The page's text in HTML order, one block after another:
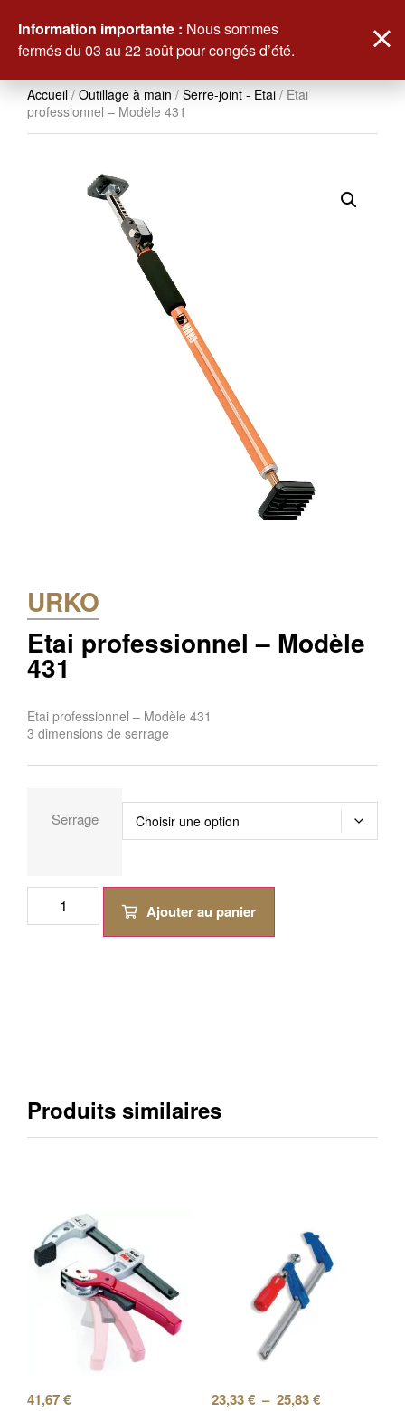
Accueil / Outillage à main / Serre-joint - Etai / Etai
professionnel – Modèle 431
URKO
Etai professionnel – Modèle
431
Etai professionnel – Modèle 431
3 dimensions de serrage
Serrage
Ajouter au panier
Produits similaires
41,67€ 23,33€ – 25,83€
Information importante : Nous sommes
fermés du 03 au 22 août pour congés d’été.